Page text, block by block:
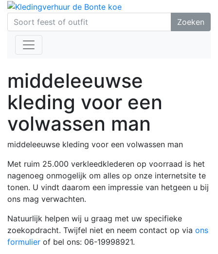
Zoeken
middeleeuwse
kleding voor een
volwassen man
middeleeuwse kleding voor een volwassen man
Met ruim 25.000 verkleedklederen op voorraad is het
nagenoeg onmogelijk om alles op onze internetsite te
tonen. U vindt daarom een impressie van hetgeen u bij
ons mag verwachten.
Natuurlijk helpen wij u graag met uw specifieke
zoekopdracht. Twijfel niet en neem contact op via ons
formulier of bel ons: 06-19998921.